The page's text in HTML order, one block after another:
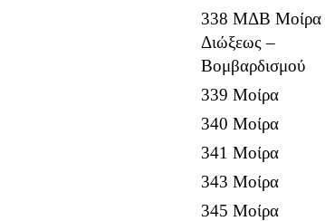
338 ΜΔΒ Μοίρα
Διώξεως –
Βομβαρδισμού
339 Μοίρα
340 Μοίρα
341 Μοίρα
343 Μοίρα
345 Μοίρα